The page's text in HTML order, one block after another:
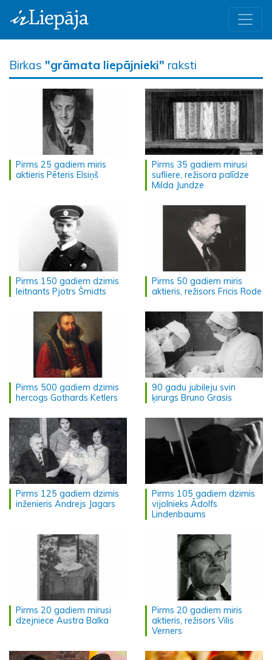
Birkas "grāmata liepājnieki" raksti
Pirms 25 gadiem miris
aktieris Pēteris Elsiņš
Pirms 35 gadiem mirusi
sufliere, režisora palīdze
Milda Jundze
Pirms 150 gadiem dzimis
leitnants Pjotrs Šmidts
Pirms 50 gadiem miris
aktieris, režisors Fricis Rode
Pirms 500 gadiem dzimis
hercogs Gothards Ketlers
90 gadu jubileju svin
ķirurgs Bruno Grasis
Pirms 125 gadiem dzimis
inženieris Andrejs Jagars
Pirms 105 gadiem dzimis
vijolnieks Ādolfs
Lindenbaums
Pirms 20 gadiem mirusi
dzejniece Austra Balka
Pirms 20 gadiem miris
aktieris, režisors Vilis
Verners